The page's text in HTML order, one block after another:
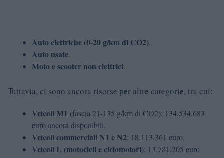
Auto elettriche (0-20 g/km di CO2).
Auto usate.
Moto e scooter non elettrici.
Tuttavia, ci sono ancora risorse per altre categorie, tra cui:
Veicoli M1 (fascia 21-135 g/km di CO2): 134.534.683
euro ancora disponibili.
Veicoli commerciali N1 e N2: 18.113.361 euro.
Veicoli L (motocicli e ciclomotori): 13.781.205 euro